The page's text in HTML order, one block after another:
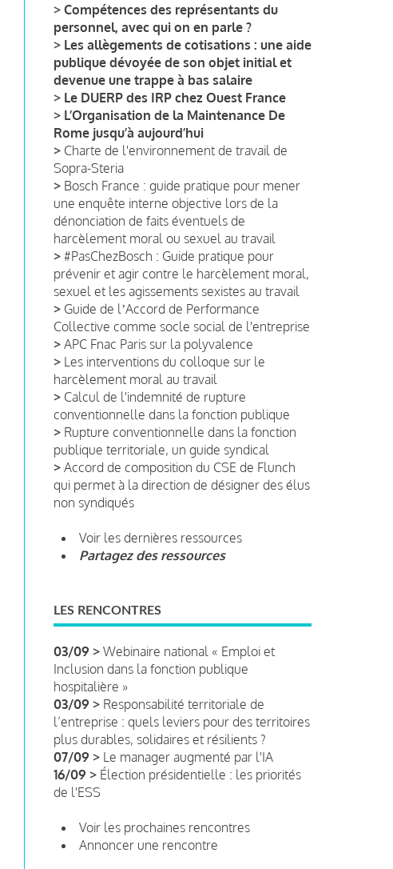
> Compétences des représentants du
personnel, avec qui on en parle ?
> Les allègements de cotisations : une aide
publique dévoyée de son objet initial et
devenue une trappe à bas salaire
> Le DUERP des IRP chez Ouest France
> L’Organisation de la Maintenance De
Rome jusqu’à aujourd’hui
> Charte de l'environnement de travail de
Sopra-Steria
> Bosch France : guide pratique pour mener
une enquête interne objective lors de la
dénonciation de faits éventuels de
harcèlement moral ou sexuel au travail
> #PasChezBosch : Guide pratique pour
prévenir et agir contre le harcèlement moral,
sexuel et les agissements sexistes au travail
> Guide de lʼAccord de Performance
Collective comme socle social de l'entreprise
> APC Fnac Paris sur la polyvalence
> Les interventions du colloque sur le
harcèlement moral au travail
> Calcul de l'indemnité de rupture
conventionnelle dans la fonction publique
> Rupture conventionnelle dans la fonction
publique territoriale, un guide syndical
> Accord de composition du CSE de Flunch
qui permet à la direction de désigner des élus
non syndiqués
Voir les dernières ressources
Partagez des ressources
LES RENCONTRES
03/09 > Webinaire national « Emploi et
Inclusion dans la fonction publique
hospitalière »
03/09 > Responsabilité territoriale de
l’entreprise : quels leviers pour des territoires
plus durables, solidaires et résilients ?
07/09 > Le manager augmenté par l'IA
16/09 > Élection présidentielle : les priorités
de l'ESS
Voir les prochaines rencontres
Annoncer une rencontre